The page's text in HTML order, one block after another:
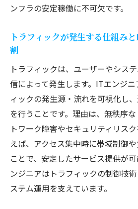
輻輳や遅延を防ぐための
とは
工夫
ITエンジニアが選ぶ最適
策法
ネットワークトラフィックの
する
ITエンジニアが解説する
フィックの定義
トラフィック 意味を業務
ンフラの安定稼働に不可欠です。
トラフィックが発生する仕組み
割
トラフィックは、ユーザーやシス
信によって発生します。ITエンジ
ィックの発生源・流れを可視化し
を行うことです。理由は、無秩序
トワーク障害やセキュリティリス
えば、アクセス集中時に帯域制御
ことで、安定したサービス提供が
ンジニアはトラフィックの制御技
ステム運用を支えています。